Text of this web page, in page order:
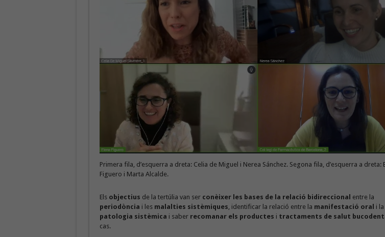
Primera fila, d’esquerra a dreta: Celia de Miguel i Nerea Sánchez. Segona fila, d’esquerra a dreta:
Figuero i Marta Alcalde.
Els objectius de la tertúlia van ser conèixer les bases de la relació bidireccional entre la
periodòncia i les malalties sistèmiques , identificar la relació entre la manifestació oral i la
patologia sistèmica i saber recomanar els productes i tractaments de salut
cas.